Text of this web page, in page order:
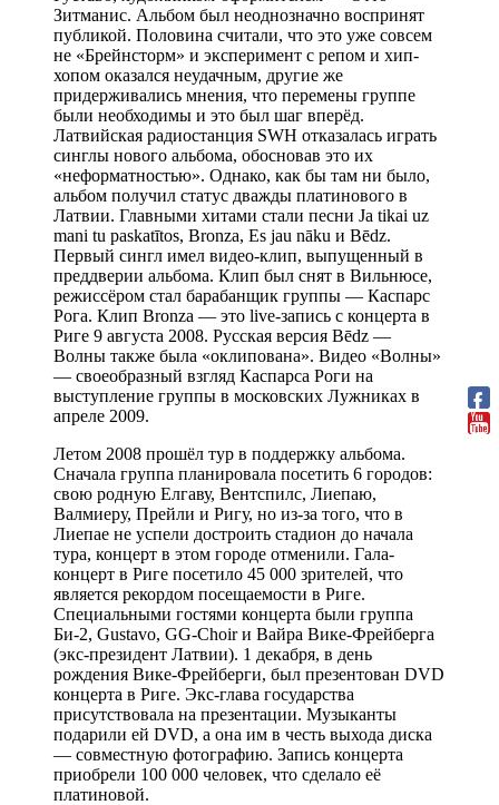
Зитманис. Альбом был неоднозначно воспринят
публикой. Половина считали, что это уже совсем
не «Брейнсторм» и эксперимент с репом и хип-
хопом оказался неудачным, другие же
придерживались мнения, что перемены группе
были необходимы и это был шаг вперёд.
Латвийская радиостанция SWH отказалась играть
синглы нового альбома, обосновав это их
«неформатностью». Однако, как бы там ни было,
альбом получил статус дважды платинового в
Латвии. Главными хитами стали песни Ja tikai uz
mani tu paskatītos, Bronza, Es jau nāku и Bēdz.
Первый сингл имел видео-клип, выпущенный в
преддверии альбома. Клип был снят в Вильнюсе,
режиссёром стал барабанщик группы — Каспарс
Рога. Клип Bronza — это live-запись с концерта в
Риге 9 августа 2008. Русская версия Bēdz —
Волны также была «оклипована». Видео «Волны»
— своеобразный взгляд Каспарса Роги на
выступление группы в московских Лужниках в
апреле 2009.
Летом 2008 прошёл тур в поддержку альбома.
Сначала группа планировала посетить 6 городов:
свою родную Елгаву, Вентспилс, Лиепаю,
Валмиеру, Прейли и Ригу, но из-за того, что в
Лиепае не успели достроить стадион до начала
тура, концерт в этом городе отменили. Гала-
концерт в Риге посетило 45 000 зрителей, что
является рекордом посещаемости в Риге.
Специальными гостями концерта были группа
Би-2, Gustavo, GG-Choir и Вайра Вике-Фрейберга
(экс-президент Латвии). 1 декабря, в день
рождения Вике-Фрейберги, был презентован DVD
концерта в Риге. Экс-глава государства
присутствовала на презентации. Музыканты
подарили ей DVD, а она им в честь выхода диска
— совместную фотографию. Запись концерта
приобрели 100 000 человек, что сделало её
платиновой.